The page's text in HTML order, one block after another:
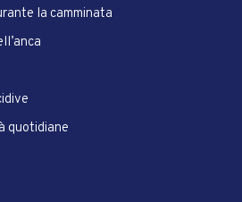
la camminata
quotidiane